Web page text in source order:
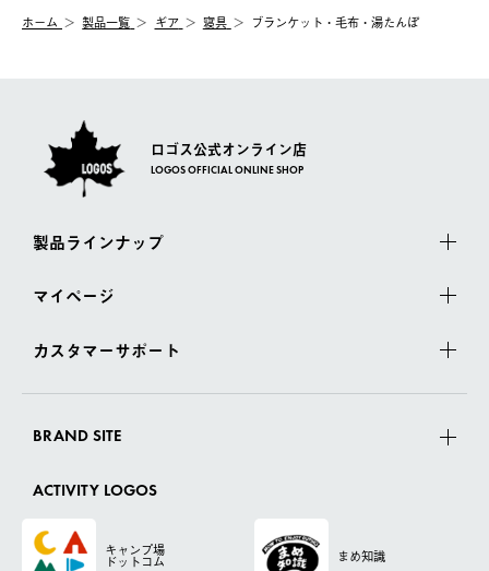
【配送業者】
佐川急便にて配送されます。
一度お手元の商品を返品いただき、ご希望商品を再注文してくだ
ホーム 製品一覧 ギア 寝具 ブランケット・毛布・湯たんぽ
ロゴス公式オンライン店
LOGOS OFFICIAL ONLINE SHOP
製品ラインナップ
マイページ
カスタマーサポート
BRAND SITE
ACTIVITY LOGOS
キャンプ場
ドットコム まめ知識